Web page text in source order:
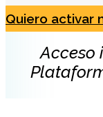
Quiero activar
Acceso